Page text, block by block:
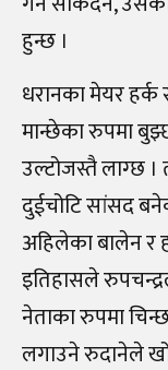
हुन्छ ।
धरानका मेयर हर्क
मान्छेका रुपमा
उल्टोजस्तै लाग्छ ।
दुईचोटि सांसद
अहिलेका बालेन र
इतिहासले
नेताका रुपमा
लगाउने रुदानेले